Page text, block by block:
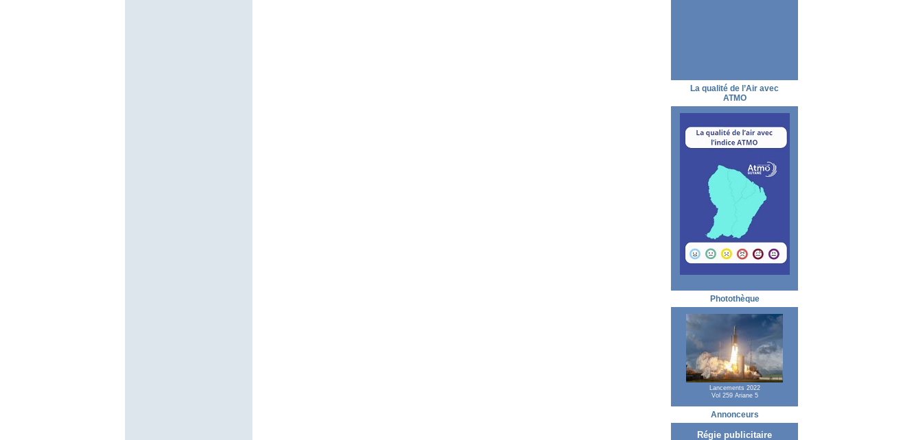
La qualité de l’Air avec
ATMO
Photothèque
Lancements 2022
Vol 259 Ariane 5
Annonceurs
Régie publicitaire